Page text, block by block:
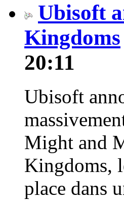
Ubisoft
Kingdoms
20:11
Ubisoft
Might and
Kingdoms,
place dans